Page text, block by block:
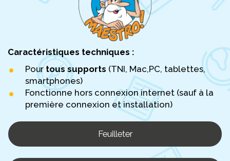
Caractéristiques techniques :
Pourtous supports (TNI, Mac,PC, tablettes,
smartphones)
Fonctionne hors connexion internet (sauf à la
première connexion et installation)
Feuilleter